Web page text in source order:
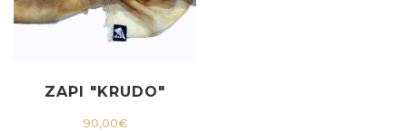
ZAPI "KRUDO"
90,00€